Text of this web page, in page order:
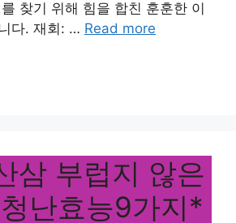
찾기 위해 힘을 합친 훈훈한 이
다. 재회: … Read more
삼 부럽지 않은
청난효능9가지*